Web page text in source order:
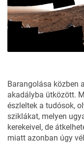
Barangolása közben
akadályba ütközött.
észleltek a tudósok,
sziklákat, melyen
kerekeivel, de
miatt azonban úgy